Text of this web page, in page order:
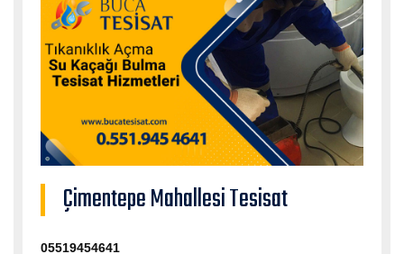
Çimentepe Mahallesi Tesisat
05519454641